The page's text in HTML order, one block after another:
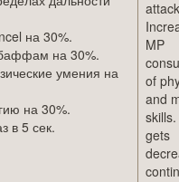
MP
of
and
gets
на 30%.
на 30%.
умения на
на 30%.
в 5 сек.